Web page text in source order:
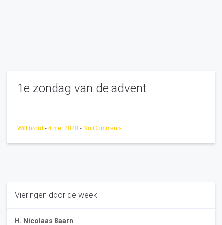
1e zondag van de advent
Willibrord - 4 mei 2020 - No Comments
Vieringen door de week
H. Nicolaas Baarn